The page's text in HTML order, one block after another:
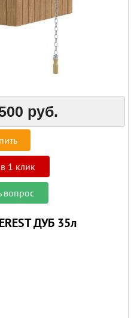
руб.
1 клик
вопрос
ДУБ 35л